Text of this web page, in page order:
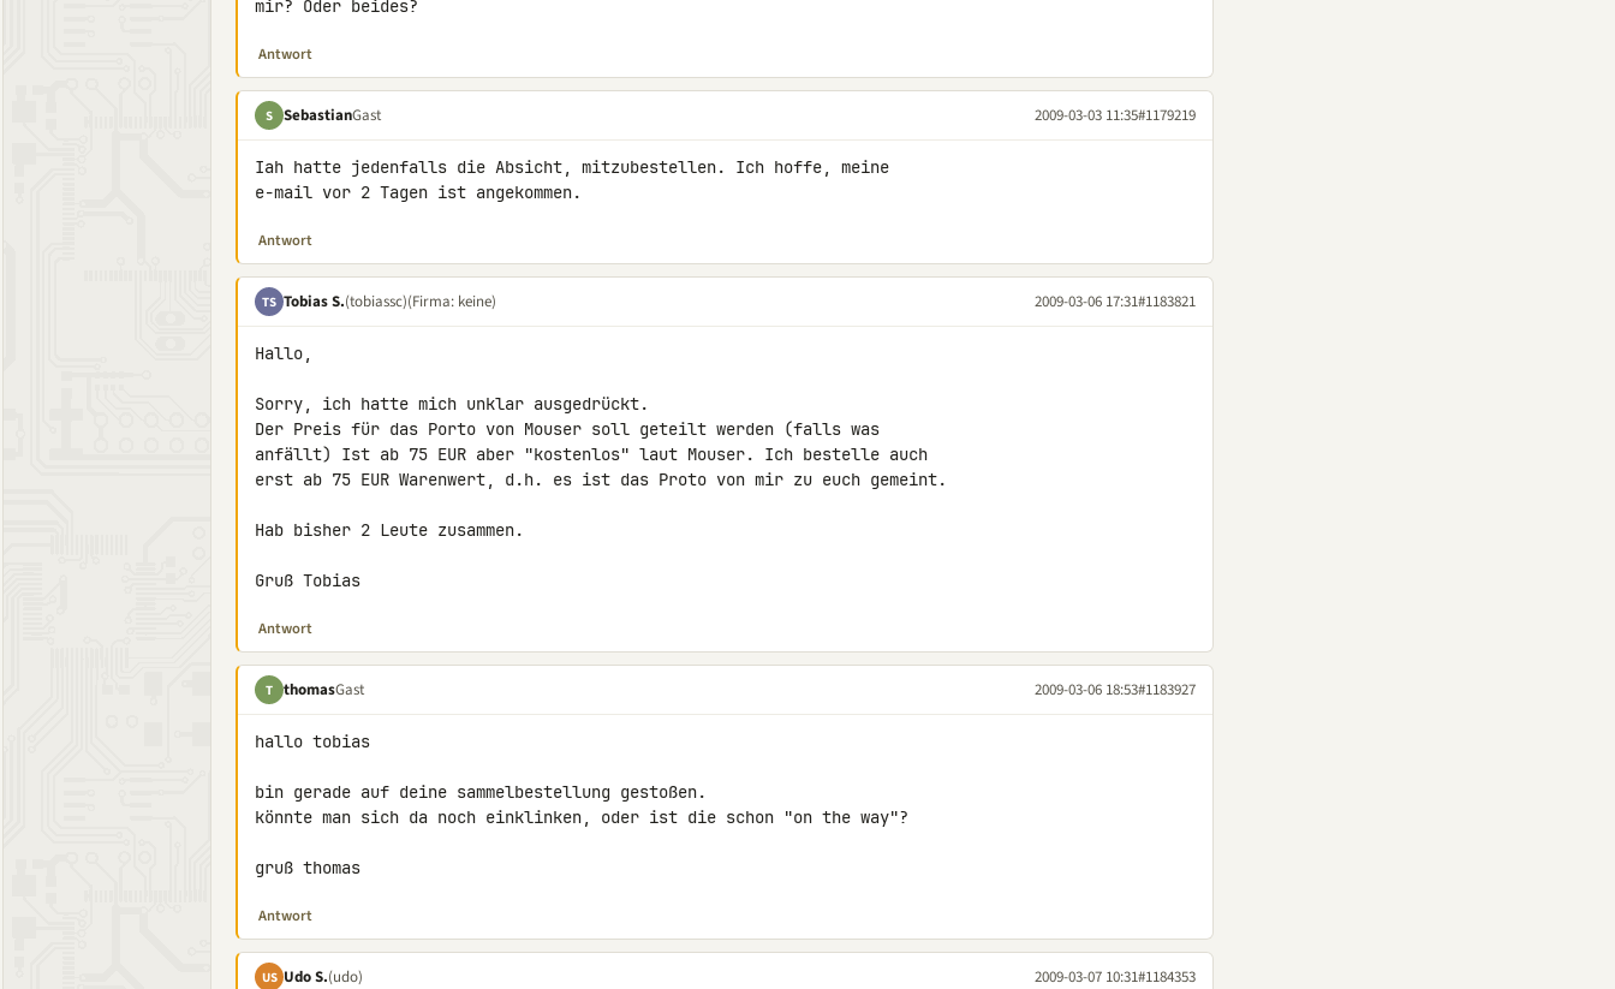
mir? Oder beides?
Antwort
S SebastianGast 2009-03-03 11:35#1179219
Iah hatte jedenfalls die Absicht, mitzubestellen. Ich hoffe, meine
e-mail vor 2 Tagen ist angekommen.
Antwort
TS Tobias S.(tobiassc)(Firma: keine) 2009-03-06 17:31#1183821
Hallo,
Sorry, ich hatte mich unklar ausgedrückt.
Der Preis für das Porto von Mouser soll geteilt werden (falls was
anfällt) Ist ab 75 EUR aber "kostenlos" laut Mouser. Ich bestelle auch
erst ab 75 EUR Warenwert, d.h. es ist das Proto von mir zu euch gemeint.
Hab bisher 2 Leute zusammen.
Gruß Tobias
Antwort
T thomasGast 2009-03-06 18:53#1183927
hallo tobias
bin gerade auf deine sammelbestellung gestoßen.
könnte man sich da noch einklinken, oder ist die schon "on the way"?
gruß thomas
Antwort
US Udo S.(udo) 2009-03-07 10:31#1184353